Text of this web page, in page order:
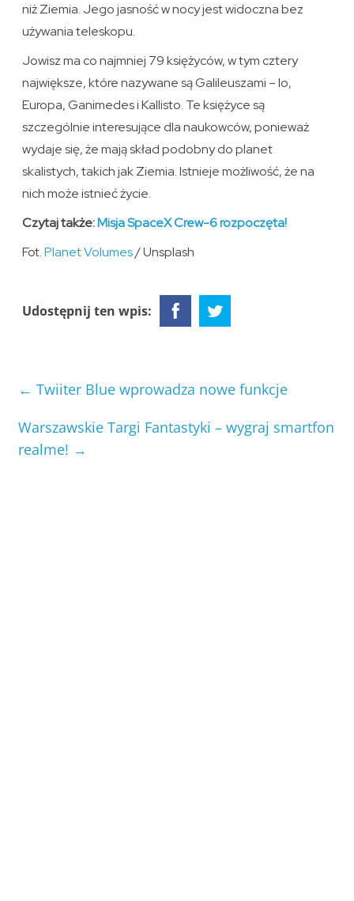
niż Ziemia. Jego jasność w nocy jest widoczna bez
używania teleskopu.
Jowisz ma co najmniej 79 księżyców, w tym cztery
największe, które nazywane są Galileuszami – Io,
Europa, Ganimedes i Kallisto. Te księżyce są
szczególnie interesujące dla naukowców, ponieważ
wydaje się, że mają skład podobny do planet
skalistych, takich jak Ziemia. Istnieje możliwość, że na
nich może istnieć życie.
Czytaj także:Misja SpaceX Crew-6 rozpoczęta!
Fot.Planet Volumes/ Unsplash
Udostępnij ten wpis:
← Twiiter Blue wprowadza nowe funkcje
Warszawskie Targi Fantastyki – wygraj smartfon
realme! →